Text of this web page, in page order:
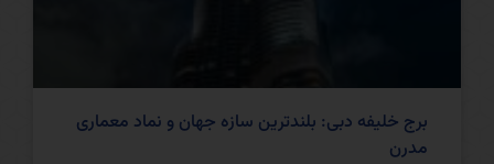
برج خلیفه دبی: بلندترین سازه جهان و نماد معماری
مدرن